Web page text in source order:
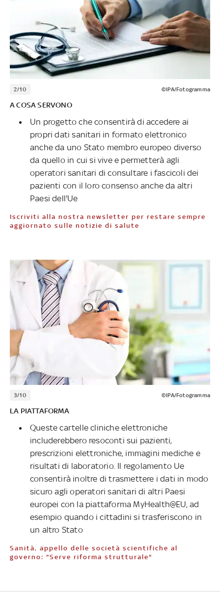
2/10 ©IPA/Fotogramma
A COSA SERVONO
Un progetto che consentirà di accedere ai
propri dati sanitari in formato elettronico
anche da uno Stato membro europeo diverso
da quello in cui si vive e permetterà agli
operatori sanitari di consultare i fascicoli dei
pazienti con il loro consenso anche da altri
Paesi dell'Ue
Iscriviti alla nostra newsletter per restare sempre
aggiornato sulle notizie di salute
3/10 ©IPA/Fotogramma
LA PIATTAFORMA
Queste cartelle cliniche elettroniche
includerebbero resoconti sui pazienti,
prescrizioni elettroniche, immagini mediche e
risultati di laboratorio. Il regolamento Ue
consentirà inoltre di trasmettere i dati in modo
sicuro agli operatori sanitari di altri Paesi
europei con la piattaforma MyHealth@EU, ad
esempio quando i cittadini si trasferiscono in
un altro Stato
Sanità, appello delle società scientifiche al
governo: "Serve riforma strutturale"